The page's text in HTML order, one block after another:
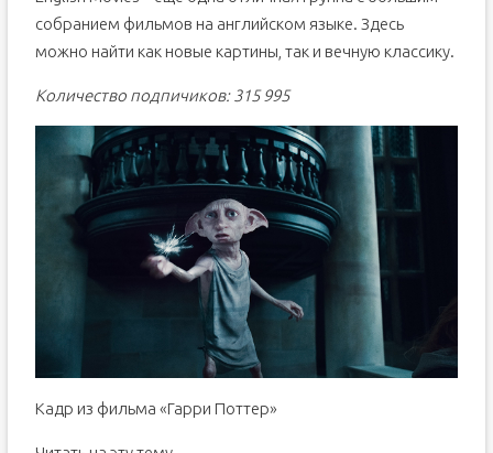
собранием фильмов на английском языке. Здесь
можно найти как новые картины, так и вечную классику.
Количество подпичиков: 315 995
Кадр из фильма «Гарри Поттер»